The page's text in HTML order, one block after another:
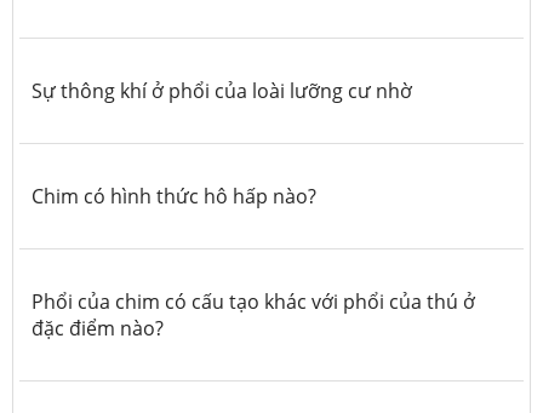
Sự thông khí ở phổi của loài lưỡng cư nhờ
Chim có hình thức hô hấp nào?
Phổi của chim có cấu tạo khác với phổi của thú ở
đặc điểm nào?